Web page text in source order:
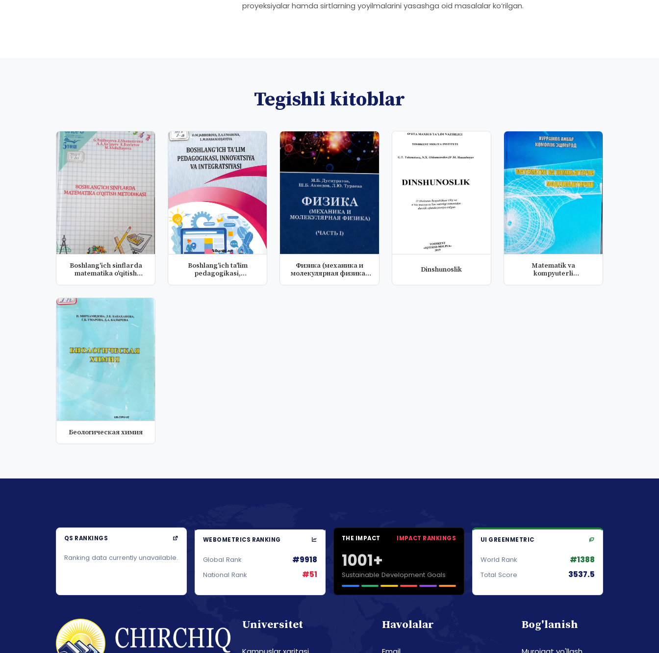
proyeksiyalar hamda sirtlarning yoyilmalarini yasashga oid masalalar ko‘rilgan.
Tegishli kitoblar
Boshlang'ich sinflarda
matematika o'qitish
Boshlang'ich ta'lim
pedagogikasi,
Физика (механика и
молекулярная физика)
Dinshunoslik
Matematik va
kompyuterli
Беологическая химия
QS RANKINGS
Ranking data currently unavailable.
WEBOMETRICS RANKING
Global Rank #9918
National Rank #51
THE IMPACT IMPACT RANKINGS
1001+
Sustainable Development Goals
UI GREENMETRIC
World Rank #1388
Total Score 3537.5
Universitet Havolalar Bog'lanish